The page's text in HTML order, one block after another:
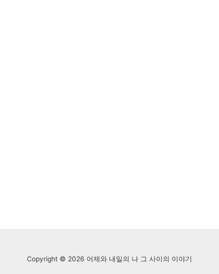
Copyright © 2026 어제와 내일의 나 그 사이의 이야기